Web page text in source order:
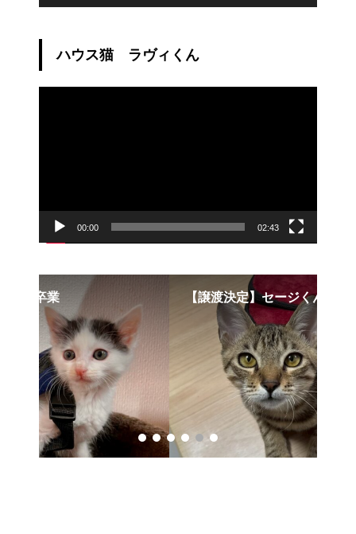
ハウス猫 ラヴィくん
00:00 02:43
【譲渡決定】セージくん